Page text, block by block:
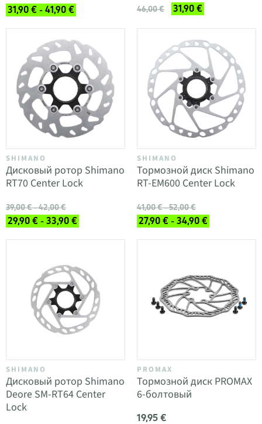
31,90 € - 41,90 € 46,00 € 31,90 €
SHIMANO
Дисковый ротор Shimano
RT70 Center Lock
39,00 € - 42,00 €
29,90 € - 33,90 €
SHIMANO
Тормозной диск Shimano
RT-EM600 Center Lock
41,00 € - 52,00 €
27,90 € - 34,90 €
SHIMANO
Дисковый ротор Shimano
Deore SM-RT64 Center
Lock
PROMAX
Тормозной диск PROMAX
6-болтовый
19,95 €